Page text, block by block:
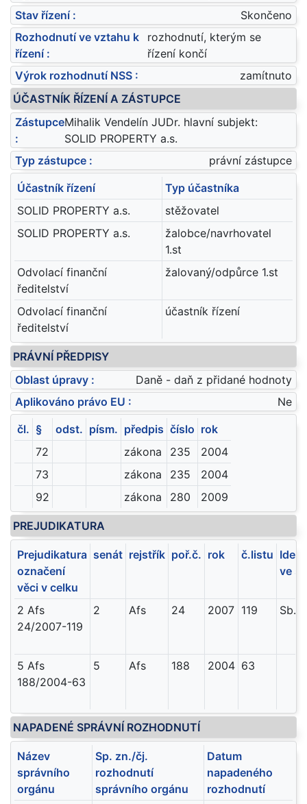
Stav řízení :
Skončeno
Rozhodnutí ve vztahu k
řízení :
rozhodnutí, kterým se
řízení končí
Výrok rozhodnutí NSS :
zamítnuto
ÚČASTNÍK ŘÍZENÍ A ZÁSTUPCE
Zástupce
:
Mihalik Vendelín JUDr. hlavní subjekt:
SOLID PROPERTY a.s.
Typ zástupce :
právní zástupce
Účastník řízení
Typ účastníka
SOLID PROPERTY a.s.
stěžovatel
SOLID PROPERTY a.s.
žalobce/navrhovatel
1.st
Odvolací finanční
ředitelství
žalovaný/odpůrce 1.st
Odvolací finanční
ředitelství
účastník řízení
PRÁVNÍ PŘEDPISY
Oblast úpravy :
Daně - daň z přidané hodnoty
Aplikováno právo EU :
Ne
čl. § odst. písm. předpis číslo rok
72
zákona 235
2004
73
zákona 235
2004
92
zákona 280 2009
PREJUDIKATURA
Prejudikatura
označení
věci v celku
senát rejstřík poř.č. rok č.listu
ve
2 Afs
24/2007-119
2 Afs 24 2007 119 Sb.
5 Afs
188/2004-63
5 Afs 188 2004 63
NAPADENÉ SPRÁVNÍ ROZHODNUTÍ
Název
správního
orgánu
Sp. zn./čj.
rozhodnutí
správního orgánu
Datum
napadeného
rozhodnutí